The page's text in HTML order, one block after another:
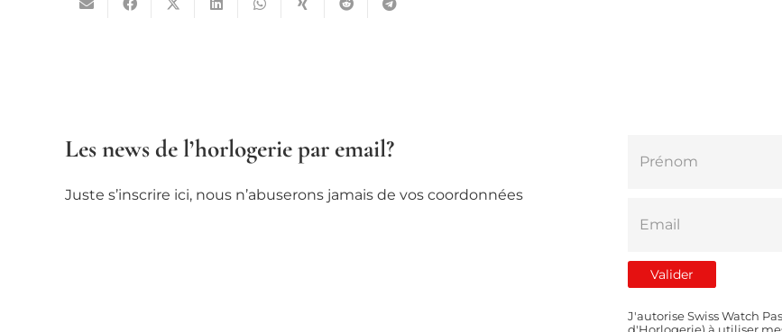
Les news de l’horlogerie par email?
Juste s’inscrire ici, nous n’abuserons jamais de vos coordonnées
J'autorise Swiss Watch